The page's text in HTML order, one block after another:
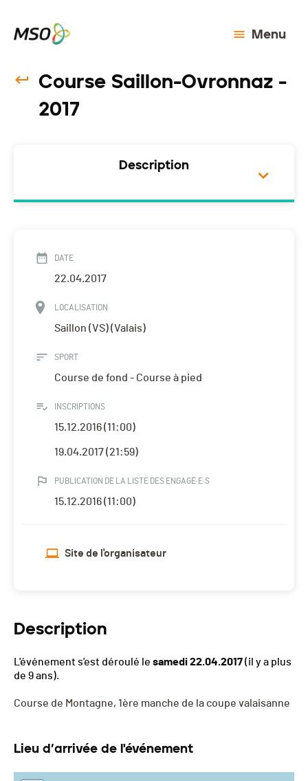
Menu
Course Saillon-Ovronnaz -
2017
Description
DATE
22.04.2017
LOCALISATION
Saillon (VS) (Valais)
SPORT
Course de fond - Course à pied
INSCRIPTIONS
15.12.2016 (11:00)
19.04.2017 (21:59)
PUBLICATION DE LA LISTE DES ENGAGÉ·E·S
15.12.2016 (11:00)
Site de l'organisateur
Description
L'événement s'est déroulé le samedi 22.04.2017(il y a plus
de 9 ans).
Course de Montagne, 1ère manche de la coupe valaisanne
Lieu d’arrivée de l'événement